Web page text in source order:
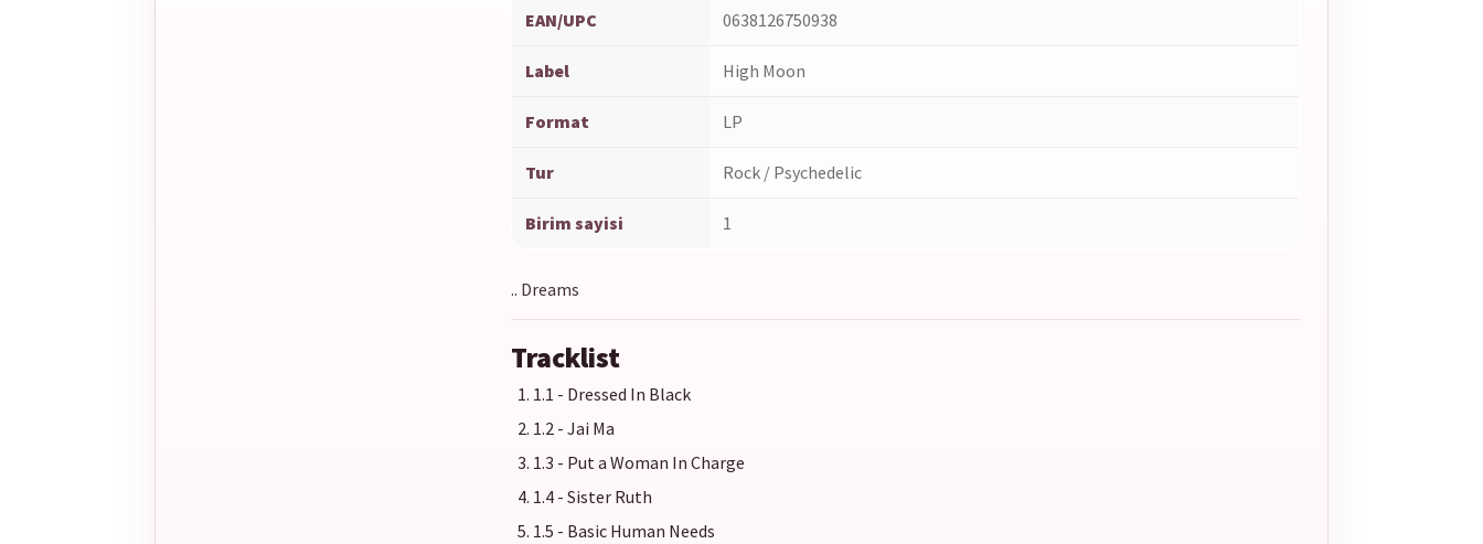
EAN/UPC 0638126750938
Label High Moon
Format LP
Tur Rock / Psychedelic
Birim sayisi 1
.. Dreams
Tracklist
1.1 - Dressed In Black
1.2 - Jai Ma
1.3 - Put a Woman In Charge
1.4 - Sister Ruth
1.5 - Basic Human Needs